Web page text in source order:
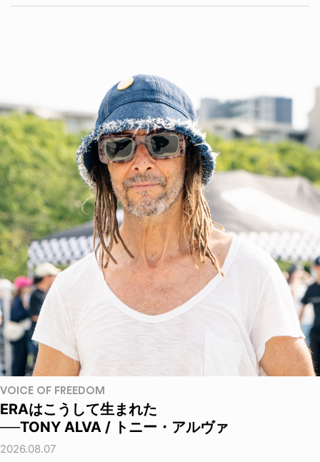
VOICE OF FREEDOM
ERAはこうして生まれた
──TONY ALVA / トニー・アルヴァ
2026.08.07